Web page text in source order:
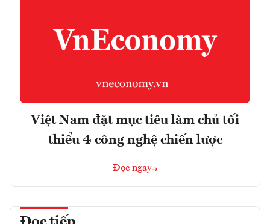
Việt Nam đặt mục tiêu làm chủ tối
thiểu 4 công nghệ chiến lược
Đọc ngay